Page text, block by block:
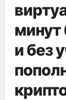
минут
и без